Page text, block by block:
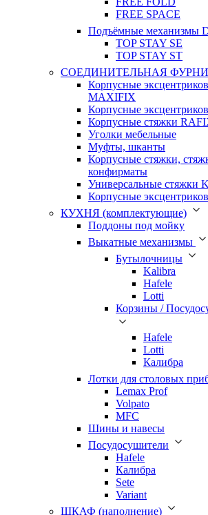
FREE SPACE
Подъёмные механизмы
TOP STAY SE
TOP STAY ST
СОЕДИНИТЕЛЬНАЯ
Корпусные
MAXIFIX
Корпусные
Корпусные стяжки
Уголки мебельные
Муфты, шканты
Корпусные стяжки,
конфирматы
Универсальные стяжки
Корпусные
КУХНЯ (комплектующие)
Поддоны под мойку
Выкатные механизмы
Бутылочницы
Kalibra
Hafele
Lotti
Корзины /
Hafele
Lotti
Калибра
Лотки для столовых
Lemax Prof
Volpato
MFC
Шины и навесы
Посудосушители
Hafele
Калибра
Sete
Variant
ШКАФ (наполнение)